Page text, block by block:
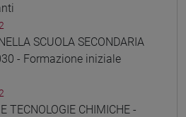
SCUOLA SECONDARIA
- Formazione iniziale
TECNOLOGIE CHIMICHE -